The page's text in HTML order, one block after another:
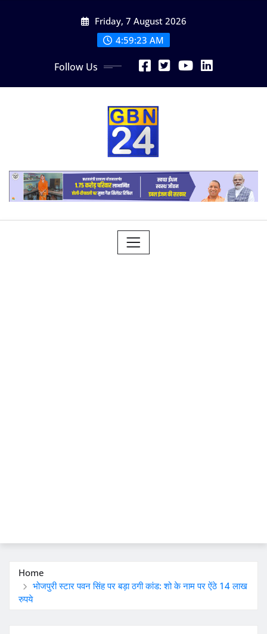
Friday, 7 August 2026
4:59:24 AM
Follow Us
Home
भोजपुरी स्टार पवन सिंह पर बड़ा ठगी कांड: शो के नाम पर ऐंठे 14 लाख
रुपये